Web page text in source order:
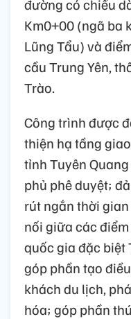
đường có chiều
Km0+00 (ngã ba
Lũng Tẩu) và
cầu Trung Yên,
Trào.
Công trình được
thiện hạ tầng
tỉnh Tuyên
phủ phê duyệt;
rút ngắn thời
nối giữa các
quốc gia đặc biệt
góp phần tạo
khách du lịch,
hóa; góp phần